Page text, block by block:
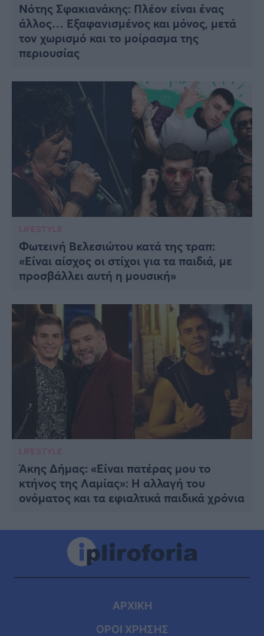
Νότης Σφακιανάκης: Πλέον είναι ένας
άλλος… Εξαφανισμένος και μόνος, μετά
τον χωρισμό και το μοίρασμα της
περιουσίας
LIFESTYLE
Φωτεινή Βελεσιώτου κατά της τραπ:
«Είναι αίσχος οι στίχοι για τα παιδιά, με
προσβάλλει αυτή η μουσική»
LIFESTYLE
Άκης Δήμας: «Eίναι πατέρας μου το
κτήνος της Λαμίας»: Η αλλαγή του
ονόματος και τα εφιαλτικά παιδικά χρόνια
ΑΡΧΙΚΗ
ΟΡΟΙ ΧΡΗΣΗΣ